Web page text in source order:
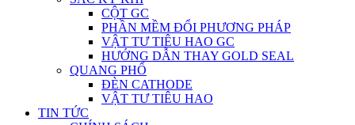
CỘT GC
PHẦN MỀM ĐỔI PHƯƠNG PHÁP
VẬT TƯ TIÊU HAO GC
HƯỚNG DẪN THAY GOLD SEAL
QUANG PHỔ
ĐÈN CATHODE
VẬT TƯ TIÊU HAO
TIN TỨC